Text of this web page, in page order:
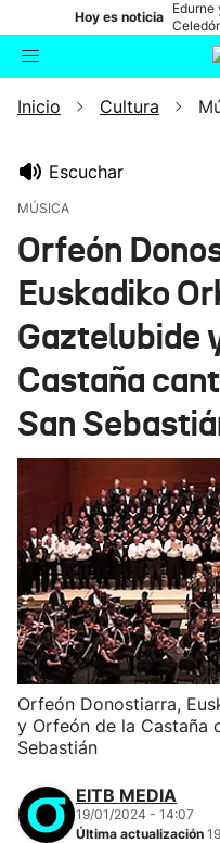
Hoy es noticia
Edurne
en
Buscador
Inicio Cultura
Escuchar
MÚSICA
Orfeón
Euskadiko
Gaztelubide
Castaña
San
Orfeón Donostiarra,
y Orfeón de la Castaña
Sebastián
EITB MEDIA
19/01/2024 - 14:07
Última actualización